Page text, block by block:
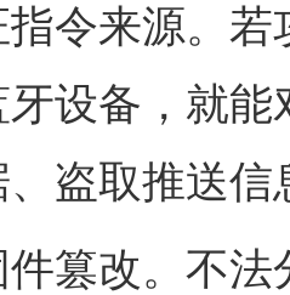
令来源。
设备，就
、盗取推送信
改。不法分